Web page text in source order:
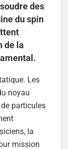
des
du spin
de la
Les
noyau
particules
la
mission